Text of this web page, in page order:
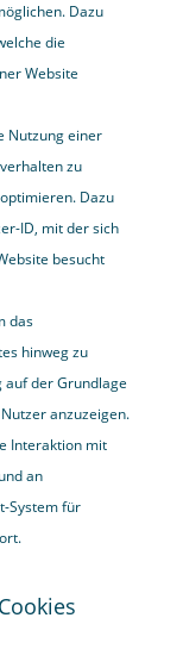
Dazu
die
Website
Nutzung einer
zu
Dazu
ID, mit der sich
besucht
das
hinweg zu
der Grundlage
anzuzeigen.
Interaktion mit
an
System für